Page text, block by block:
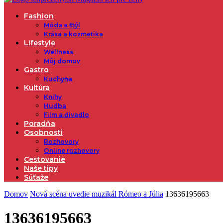
Fashion
Móda a štýl
Krása a kozmetika
Lifestyle
Wellness
Môj domov
Gastro
Kuchyňa
Kultúra
Knihy
Hudba
Film a divadlo
Poradňa
Osobnosti
Rozhovory
Online rozhovory
Cestovanie
Naše tipy
Súťaže
Domov Nová scéna uvedie muzikál Rómeo a Júlia 13636195663
13636195663